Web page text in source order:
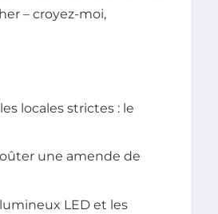
– croyez-moi,
locales strictes : le
une amende de
LED et les